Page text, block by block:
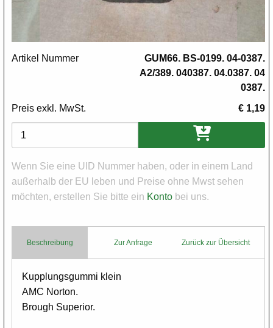
Artikel Nummer
GUM66. BS-0199. 04-0387.
A2/389. 040387. 04.0387. 04
0387.
Preis exkl. MwSt.
€ 1,19
Varianten
Wenn Sie eine UID Nummer haben, oder in einem Land
außerhalb der EU leben und Preise ohne Mwst sehen
möchten, erstellen Sie bitte ein Konto bei uns.
Beschreibung Zurück zur Übersicht
Zur Anfrage
Body
Kupplungsgummi klein
AMC Norton.
Brough Superior.